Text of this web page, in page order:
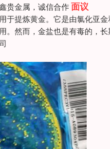
贵金属，诚信合作面议
于提炼黄金。它是由氯化亚
。然而，金盐也是有毒的，